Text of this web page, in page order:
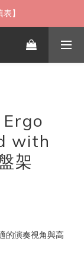
們聯繫
】
】
with
架
的演奏視角與高